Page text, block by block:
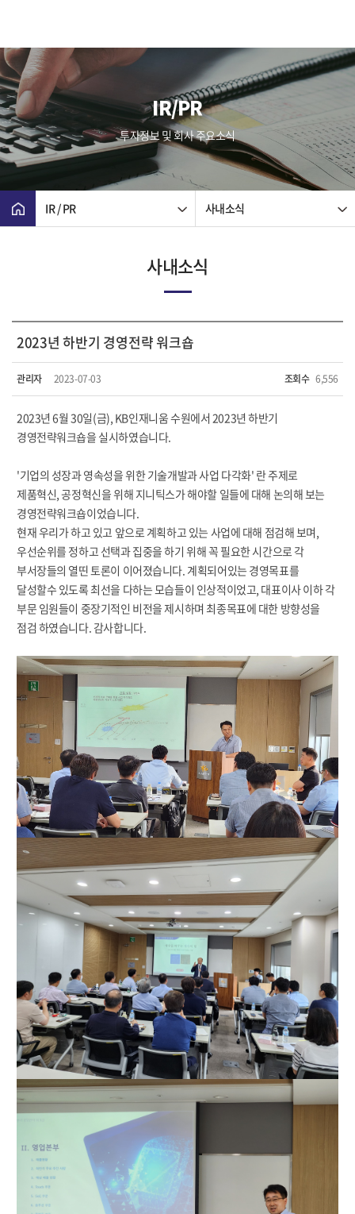
IR/PR
투자정보 및 회사 주요소식
IR / PR 사내소식
사내소식
2023년 하반기 경영전략 워크숍
관리자 2023-07-03 조회수 6,556
2023년 6월 30일(금), KB인재니움 수원에서 2023년 하반기
경영전략워크숍을 실시하였습니다.
'기업의 성장과 영속성을 위한 기술개발과 사업 다각화' 란 주제로
제품혁신, 공정혁신을 위해 지니틱스가 해야할 일들에 대해 논의해 보는
경영전략워크숍이었습니다.
현재 우리가 하고 있고 앞으로 계획하고 있는 사업에 대해 점검해 보며,
우선순위를 정하고 선택과 집중을 하기 위해 꼭 필요한 시간으로 각
부서장들의 열띤 토론이 이어졌습니다. 계획되어있는 경영목표를
달성할수 있도록 최선을 다하는 모습들이 인상적이었고, 대표이사 이하 각
부문 임원들이 중장기적인 비전을 제시하며 최종목표에 대한 방향성을
점검 하였습니다. 감사합니다.